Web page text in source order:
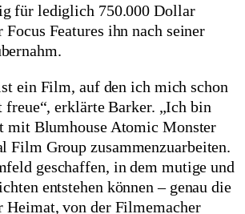
für lediglich 750.000 Dollar
Features ihn nach seiner
ein Film, auf den ich mich schon
freue“, erklärte Barker. „Ich bin
mit Blumhouse Atomic Monster
Film Group zusammenzuarbeiten.
geschaffen, in dem mutige und
entstehen können – genau die
Heimat, von der Filmemacher